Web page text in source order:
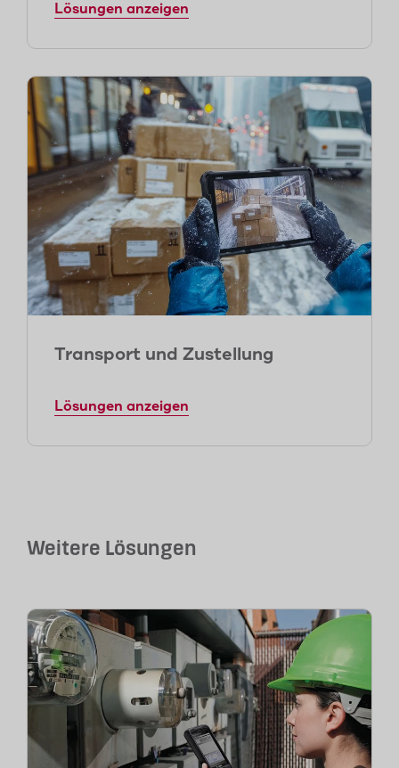
Lösungen anzeigen
Transport und Zustellung
Lösungen anzeigen
Weitere Lösungen